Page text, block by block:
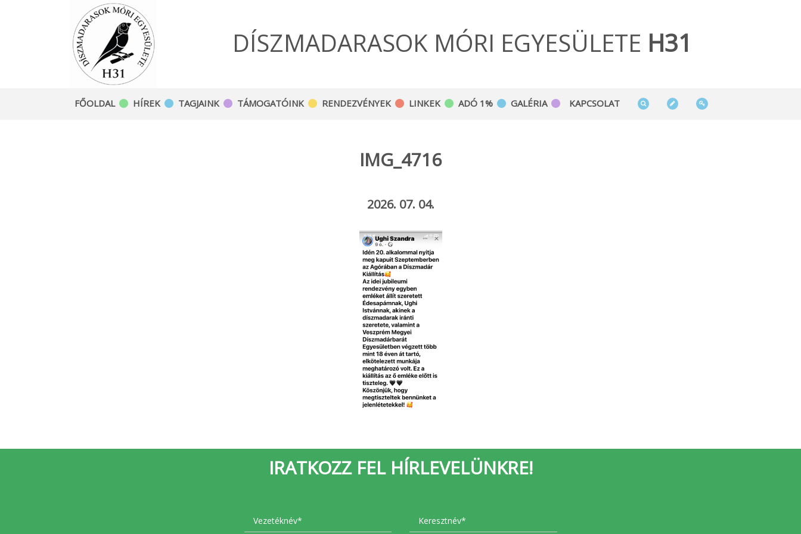
DÍSZMADARASOK MÓRI EGYESÜLETE H31
FŐOLDAL HÍREK TAGJAINK TÁMOGATÓINK RENDEZVÉNYEK LINKEK ADÓ 1% GALÉRIA KAPCSOLAT
IMG_4716
2026. 07. 04.
IRATKOZZ FEL HÍRLEVELÜNKRE!